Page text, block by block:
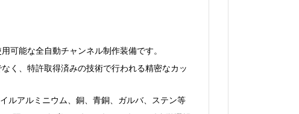
可能な全自動チャンネル制作装備です。
く、特許取得済みの技術で行われる精密なカッ
ルアルミニウム、銅、青銅、ガルバ、ステン等